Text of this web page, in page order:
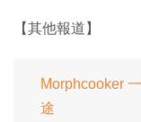
【其他報道】
Morphcooker
途